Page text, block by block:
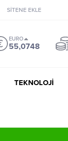
SİTENE EKLE
EURO
55,0748
TEKNOLOJİ